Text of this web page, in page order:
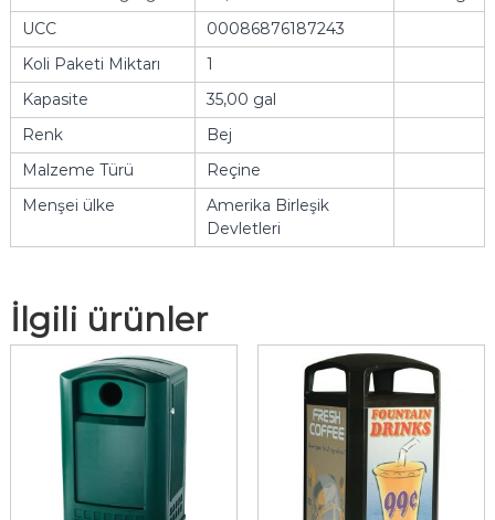
UCC
00086876187243
Koli Paketi Miktarı
1
Kapasite
35,00 gal
Renk
Bej
Malzeme Türü
Reçine
Menşei ülke
Amerika Birleşik
Devletleri
İlgili ürünler